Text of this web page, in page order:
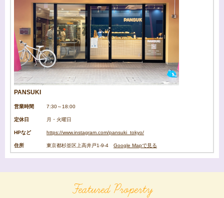
PANSUKI
営業時間 7:30～18:00
定休日 月・火曜日
HPなど https://www.instagram.com/pansuki_tokyo/
住所 東京都杉並区上高井戸1-9-4 Google Mapで見る
Featured Property